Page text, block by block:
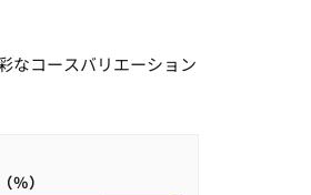
なコースバリエーション
％）